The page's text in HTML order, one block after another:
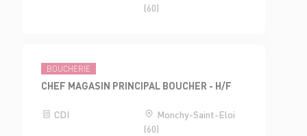
(60)
BOUCHERIE
CHEF MAGASIN PRINCIPAL BOUCHER - H/F
CDI
Monchy-Saint-Eloi
(60)